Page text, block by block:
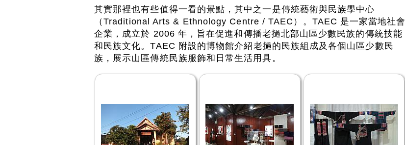
其實那裡也有些值得一看的景點，其中之一是傳統藝術與民族學中心
（Traditional Arts & Ethnology Centre / TAEC）。TAEC 是一家當地社會
企業，成立於 2006 年，旨在促進和傳播老撾北部山區少數民族的傳統技能
和民族文化。TAEC 附設的博物館介紹老撾的民族組成及各個山區少數民
族，展示山區傳統民族服飾和日常生活用具。